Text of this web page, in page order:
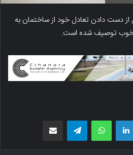
دست دادن تعادل خود از ساختمان به
خوب توصیف شده است.
لینکدین واتس اپ